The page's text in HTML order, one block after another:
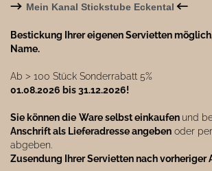
→ Mein Kanal Stickstube Eckental ←
Bestickung Ihrer eigenen Servietten
Name.
Ab ˃ 100 Stück Sonderrabatt 5%
01.08.2026 bis 31.12.2026!
Sie können die Ware selbst einkaufen und
Anschrift als Lieferadresse angeben oder
abgeben.
Zusendung Ihrer Servietten nach vorheriger